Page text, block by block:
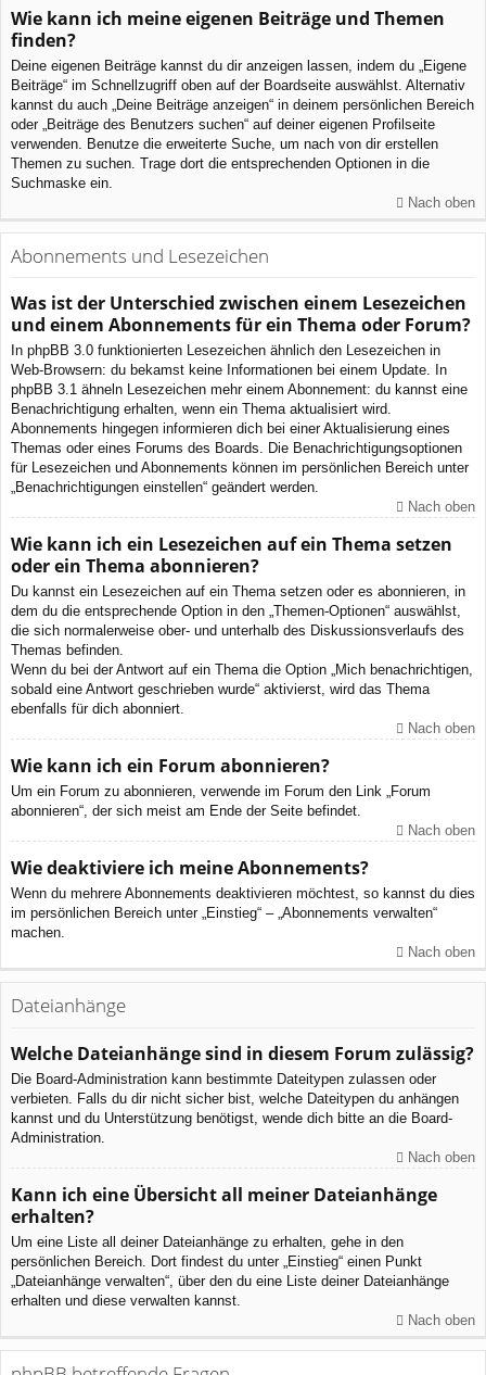
Wie kann ich meine eigenen Beiträge und Themen
finden?
Deine eigenen Beiträge kannst du dir anzeigen lassen, indem du „Eigene
Beiträge“ im Schnellzugriff oben auf der Boardseite auswählst. Alternativ
kannst du auch „Deine Beiträge anzeigen“ in deinem persönlichen Bereich
oder „Beiträge des Benutzers suchen“ auf deiner eigenen Profilseite
verwenden. Benutze die erweiterte Suche, um nach von dir erstellen
Themen zu suchen. Trage dort die entsprechenden Optionen in die
Suchmaske ein.
Nach oben
Abonnements und Lesezeichen
Was ist der Unterschied zwischen einem Lesezeichen
und einem Abonnements für ein Thema oder Forum?
In phpBB 3.0 funktionierten Lesezeichen ähnlich den Lesezeichen in
Web-Browsern: du bekamst keine Informationen bei einem Update. In
phpBB 3.1 ähneln Lesezeichen mehr einem Abonnement: du kannst eine
Benachrichtigung erhalten, wenn ein Thema aktualisiert wird.
Abonnements hingegen informieren dich bei einer Aktualisierung eines
Themas oder eines Forums des Boards. Die Benachrichtigungsoptionen
für Lesezeichen und Abonnements können im persönlichen Bereich unter
„Benachrichtigungen einstellen“ geändert werden.
Nach oben
Wie kann ich ein Lesezeichen auf ein Thema setzen
oder ein Thema abonnieren?
Du kannst ein Lesezeichen auf ein Thema setzen oder es abonnieren, in
dem du die entsprechende Option in den „Themen-Optionen“ auswählst,
die sich normalerweise ober- und unterhalb des Diskussionsverlaufs des
Themas befinden.
Wenn du bei der Antwort auf ein Thema die Option „Mich benachrichtigen,
sobald eine Antwort geschrieben wurde“ aktivierst, wird das Thema
ebenfalls für dich abonniert.
Nach oben
Wie kann ich ein Forum abonnieren?
Um ein Forum zu abonnieren, verwende im Forum den Link „Forum
abonnieren“, der sich meist am Ende der Seite befindet.
Nach oben
Wie deaktiviere ich meine Abonnements?
Wenn du mehrere Abonnements deaktivieren möchtest, so kannst du dies
im persönlichen Bereich unter „Einstieg“ – „Abonnements verwalten“
machen.
Nach oben
Dateianhänge
Welche Dateianhänge sind in diesem Forum zulässig?
Die Board-Administration kann bestimmte Dateitypen zulassen oder
verbieten. Falls du dir nicht sicher bist, welche Dateitypen du anhängen
kannst und du Unterstützung benötigst, wende dich bitte an die Board-
Administration.
Nach oben
Kann ich eine Übersicht all meiner Dateianhänge
erhalten?
Um eine Liste all deiner Dateianhänge zu erhalten, gehe in den
persönlichen Bereich. Dort findest du unter „Einstieg“ einen Punkt
„Dateianhänge verwalten“, über den du eine Liste deiner Dateianhänge
erhalten und diese verwalten kannst.
Nach oben